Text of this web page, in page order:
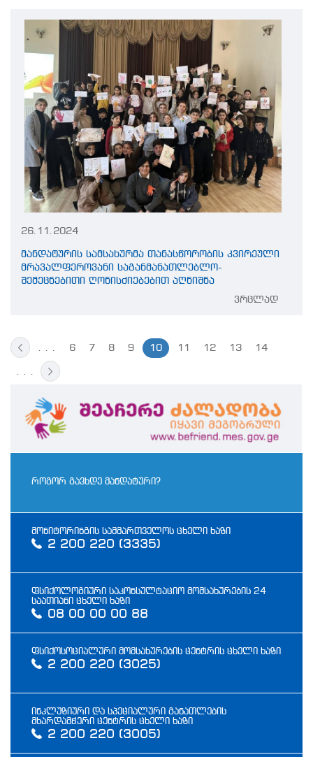
26.11.2024
მანდატურის სამსახურმა თანასწორობის კვირეული
მრავალფეროვანი საგანმანათლებლო-
შემეცნებითი ღონისძიებებით აღნიშნა
ვრცლად
. . . 6 7 8 9 10 11 12 13 14
. . .
როგორ გავხდე მანდატური?
მონიტორინგის სამმართველოს ცხელი ხაზი
2 200 220 (3335)
ფსიქოლოგიური საკონსულტაციო მომსახურების 24
საათიანი ცხელი ხაზი
08 00 00 00 88
ფსიქოსოციალური მომსახურების ცენტრის ცხელი ხაზი
2 200 220 (3025)
ინკლუზიური და სპეციალური განათლების
მხარდამჭერი ცენტრის ცხელი ხაზი
2 200 220 (3005)